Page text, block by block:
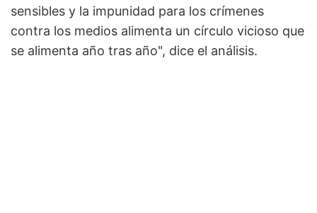
sensibles y la impunidad para los crímenes
contra los medios alimenta un círculo vicioso que
se alimenta año tras año", dice el análisis.